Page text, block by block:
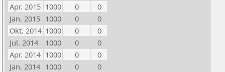
Apr. 2015 1000 0
0
Jan. 2015 1000 0
0
Okt. 2014 1000 0
0
Jul. 2014
1000 0
0
Apr. 2014 1000 0
0
Jan. 2014 1000 0
0